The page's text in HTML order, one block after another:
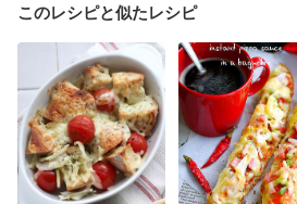
このレシピと似たレシピ